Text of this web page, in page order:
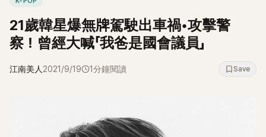
21歲韓星爆無牌駕駛出車禍•攻擊警
察！曾經大喊「我爸是國會議員」
江南美人 2021/9/19 1分鐘閱讀 Save